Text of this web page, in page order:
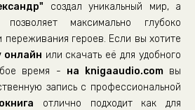
создал уникальный мир, а
максимально глубоко
переживания героев. Если вы хотите
онлайн или скачать её для удобного
время - на knigaaudio.comвы
запись с профессиональной
отлично подходит как для